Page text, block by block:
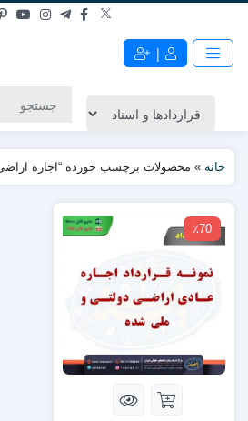
|
خانه » محصولات برچسب خورده “اجاره
٪70